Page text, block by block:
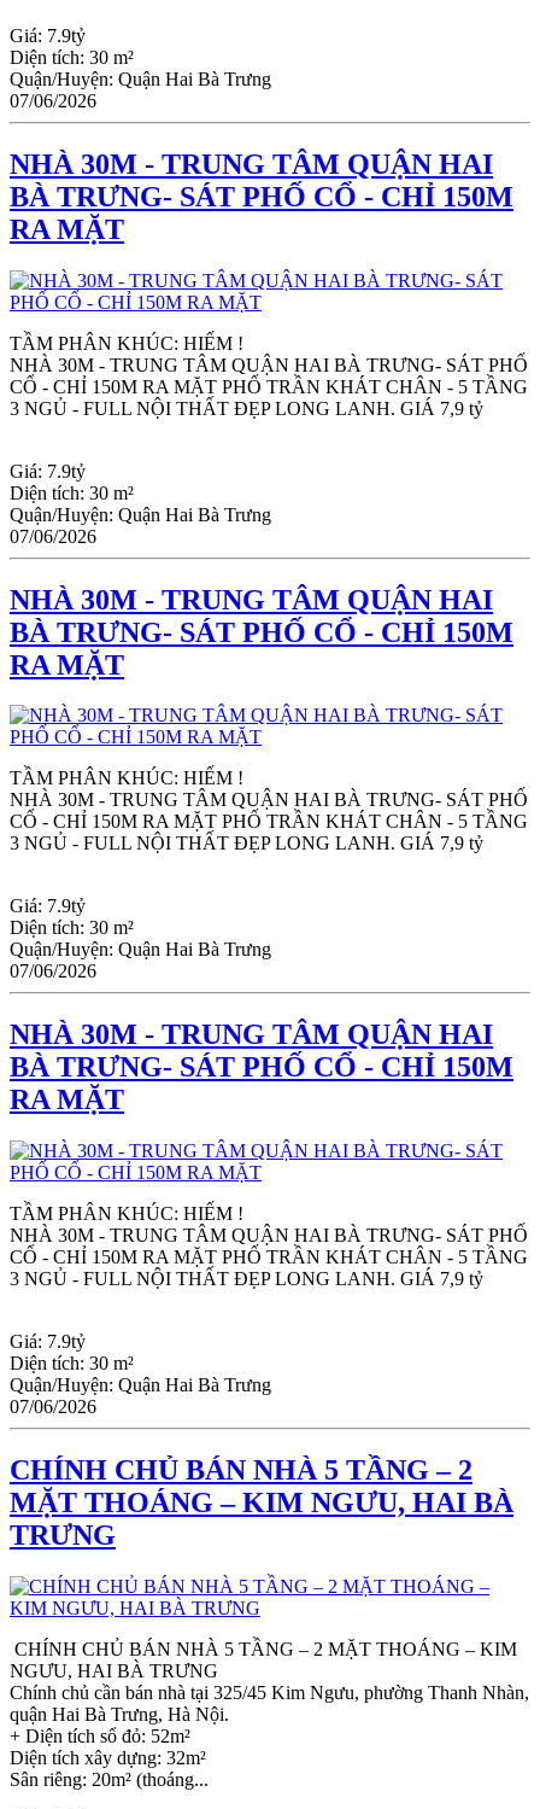
Giá: 7.9tỷ
Diện tích: 30 m²
Quận/Huyện: Quận Hai Bà Trưng
07/06/2026
NHÀ 30M - TRUNG TÂM QUẬN HAI
BÀ TRƯNG- SÁT PHỐ CỔ - CHỈ 150M
RA MẶT
TẦM PHÂN KHÚC: HIẾM !
NHÀ 30M - TRUNG TÂM QUẬN HAI BÀ TRƯNG- SÁT PHỐ
CỔ - CHỈ 150M RA MẶT PHỐ TRẦN KHÁT CHÂN - 5 TẦNG
3 NGỦ - FULL NỘI THẤT ĐẸP LONG LANH. GIÁ 7,9 tỷ
Giá: 7.9tỷ
Diện tích: 30 m²
Quận/Huyện: Quận Hai Bà Trưng
07/06/2026
NHÀ 30M - TRUNG TÂM QUẬN HAI
BÀ TRƯNG- SÁT PHỐ CỔ - CHỈ 150M
RA MẶT
TẦM PHÂN KHÚC: HIẾM !
NHÀ 30M - TRUNG TÂM QUẬN HAI BÀ TRƯNG- SÁT PHỐ
CỔ - CHỈ 150M RA MẶT PHỐ TRẦN KHÁT CHÂN - 5 TẦNG
3 NGỦ - FULL NỘI THẤT ĐẸP LONG LANH. GIÁ 7,9 tỷ
Giá: 7.9tỷ
Diện tích: 30 m²
Quận/Huyện: Quận Hai Bà Trưng
07/06/2026
NHÀ 30M - TRUNG TÂM QUẬN HAI
BÀ TRƯNG- SÁT PHỐ CỔ - CHỈ 150M
RA MẶT
TẦM PHÂN KHÚC: HIẾM !
NHÀ 30M - TRUNG TÂM QUẬN HAI BÀ TRƯNG- SÁT PHỐ
CỔ - CHỈ 150M RA MẶT PHỐ TRẦN KHÁT CHÂN - 5 TẦNG
3 NGỦ - FULL NỘI THẤT ĐẸP LONG LANH. GIÁ 7,9 tỷ
Giá: 7.9tỷ
Diện tích: 30 m²
Quận/Huyện: Quận Hai Bà Trưng
07/06/2026
CHÍNH CHỦ BÁN NHÀ 5 TẦNG – 2
MẶT THOÁNG – KIM NGƯU, HAI BÀ
TRƯNG
CHÍNH CHỦ BÁN NHÀ 5 TẦNG – 2 MẶT THOÁNG – KIM
NGƯU, HAI BÀ TRƯNG
Chính chủ cần bán nhà tại 325/45 Kim Ngưu, phường Thanh Nhàn,
quận Hai Bà Trưng, Hà Nội.
+ Diện tích sổ đỏ: 52m²
Diện tích xây dựng: 32m²
Sân riêng: 20m² (thoáng...